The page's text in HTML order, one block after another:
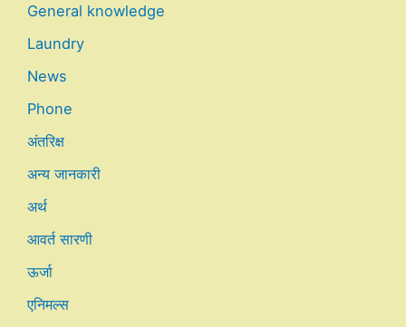
General knowledge
Laundry
News
Phone
अंतरिक्ष
अन्य जानकारी
अर्थ
आवर्त सारणी
ऊर्जा
एनिमल्स